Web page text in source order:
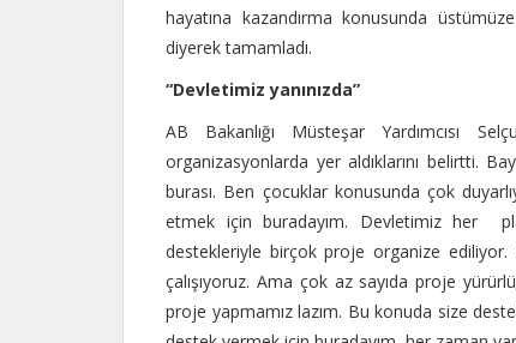
hayatına kazandırma konusunda
diyerek tamamladı.
“Devletimiz yanınızda”
AB Bakanlığı Müsteşar Yardımcısı
organizasyonlarda yer aldıklarını belirtti.
burası. Ben çocuklar konusunda çok
etmek için buradayım. Devletimiz her
destekleriyle birçok proje organize
çalışıyoruz. Ama çok az sayıda proje
proje yapmamız lazım. Bu konuda size